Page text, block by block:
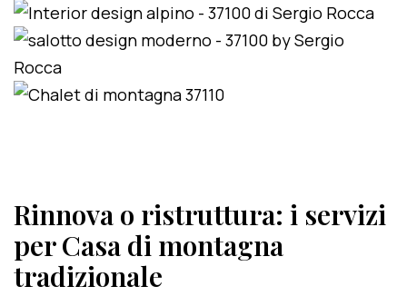
Rinnova o ristruttura: i servizi
per Casa di montagna
tradizionale